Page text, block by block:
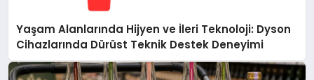
Yaşam Alanlarında Hijyen ve İleri Teknoloji: Dyson
Cihazlarında Dürüst Teknik Destek Deneyimi